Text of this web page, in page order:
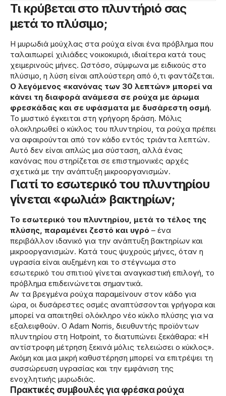
Τι κρύβεται στο πλυντήριό σας
μετά το πλύσιμο;
Η μυρωδιά μούχλας στα ρούχα είναι ένα πρόβλημα που
ταλαιπωρεί χιλιάδες νοικοκυριά, ιδιαίτερα κατά τους
χειμερινούς μήνες. Ωστόσο, σύμφωνα με ειδικούς στο
πλύσιμο, η λύση είναι απλούστερη από ό,τι φαντάζεται.
Ο λεγόμενος «κανόνας των 30 λεπτών» μπορεί να
κάνει τη διαφορά ανάμεσα σε ρούχα με άρωμα
φρεσκάδας και σε υφάσματα με δυσάρεστη οσμή.
Το μυστικό έγκειται στη γρήγορη δράση. Μόλις
ολοκληρωθεί ο κύκλος του πλυντηρίου, τα ρούχα πρέπει
να αφαιρούνται από τον κάδο εντός τριάντα λεπτών.
Αυτό δεν είναι απλώς μια σύσταση, αλλά ένας
κανόνας που στηρίζεται σε επιστημονικές αρχές
σχετικά με την ανάπτυξη μικροοργανισμών.
Γιατί το εσωτερικό του πλυντηρίου
γίνεται «φωλιά» βακτηρίων;
Το εσωτερικό του πλυντηρίου, μετά το τέλος της
πλύσης, παραμένει ζεστό και υγρό – ένα
περιβάλλον ιδανικό για την ανάπτυξη βακτηρίων και
μικροοργανισμών. Κατά τους ψυχρούς μήνες, όταν η
υγρασία είναι αυξημένη και το στέγνωμα στο
εσωτερικό του σπιτιού γίνεται αναγκαστική επιλογή, το
πρόβλημα επιδεινώνεται σημαντικά.
Αν τα βρεγμένα ρούχα παραμείνουν στον κάδο για
ώρα, οι δυσάρεστες οσμές αναπτύσσονται γρήγορα και
μπορεί να απαιτηθεί ολόκληρο νέο κύκλο πλύσης για να
εξαλειφθούν. Ο Adam Norris, διευθυντής προϊόντων
πλυντηρίου στη Hotpoint, το διατυπώνει ξεκάθαρα: «Η
αντίστροφη μέτρηση ξεκινά μόλις τελειώσει ο κύκλος».
Ακόμη και μια μικρή καθυστέρηση μπορεί να επιτρέψει τη
συσσώρευση υγρασίας και την εμφάνιση της
ενοχλητικής μυρωδιάς.
Πρακτικές συμβουλές για φρέσκα ρούχα